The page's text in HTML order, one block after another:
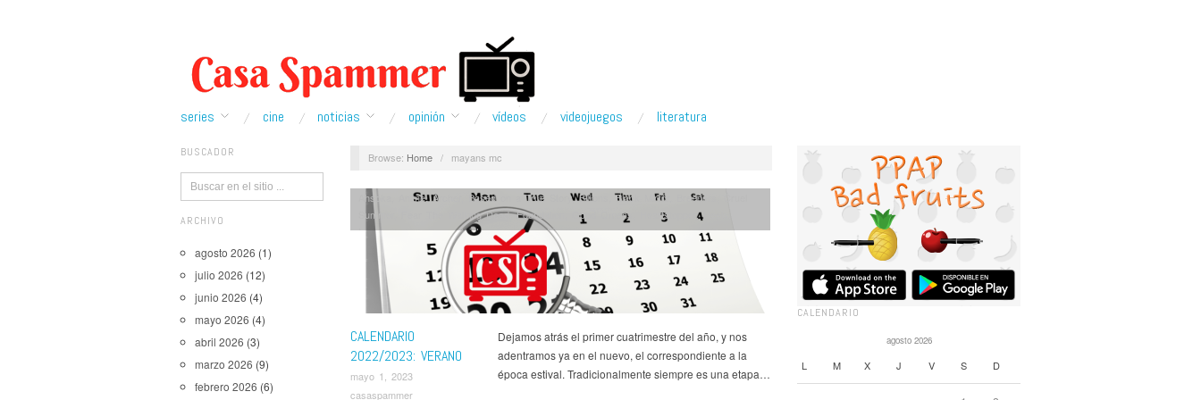
series cine noticias opinión ví­deos videojuegos literatura
BUSCADOR
ARCHIVO
agosto 2026 (1)
julio 2026 (12)
junio 2026 (4)
mayo 2026 (4)
abril 2026 (3)
marzo 2026 (9)
febrero 2026 (6)
Browse: Home / mayans mc
CALENDARIO
2022/2023: VERANO
mayo 1, 2023
casaspammer
Ahsoka Anime,Archer Based on a True Story,Billions ,Black Mirror Breeders
Summer
Fear The Walking Dead,Foundation Good Omens Heartstopper ,Heels
Invasion,Jack Ryan,Jujutsu Kaisen,Justified,La Unidad,Marvel,Mayans MC,Nancy
Drew , NieR: Automata ,Noticias,One Piece ,Only Murders in the Building
Rapa , Secret Invasion Series,Silo ,Solar Opposites,Star Trek Strange New Worlds
Star Wars
Star Wars Visions,The Afterparty,The Bear The Crowded Room ,The
Great , The Witcher,Warrior,What We Do in the Shadows White House Plumbers
Winning Time: The Rise of the Lakers Dynasty
Dejamos atrás el primer cuatrimestre del año, y nos
adentramos ya en el nuevo, el correspondiente a la
época estival. Tradicionalmente siempre es una etapa…
CALENDARIO
agosto 2026
L M X J V S D